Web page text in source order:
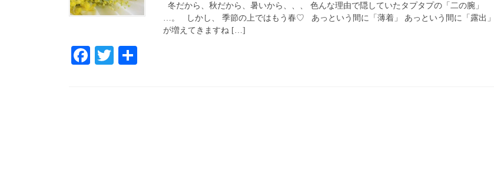
冬だから、秋だから、暑いから、、、 色んな理由で隠していたタプタプの「二の腕」
…。 しかし、 季節の上ではもう春♡ あっという間に「薄着」 あっという間に「露出」
が増えてきますね […]
Fa
T